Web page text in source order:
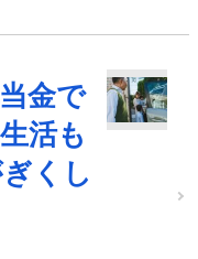
金で
活も
くし